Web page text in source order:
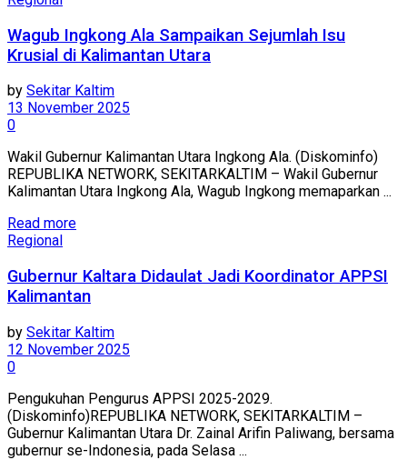
Wagub Ingkong Ala Sampaikan Sejumlah Isu
Krusial di Kalimantan Utara
by Sekitar Kaltim
13 November 2025
0
Wakil Gubernur Kalimantan Utara Ingkong Ala. (Diskominfo)
REPUBLIKA NETWORK, SEKITARKALTIM – Wakil Gubernur
Kalimantan Utara Ingkong Ala, Wagub Ingkong memaparkan ...
Read more
Regional
Gubernur Kaltara Didaulat Jadi Koordinator APPSI
Kalimantan
by Sekitar Kaltim
12 November 2025
0
Pengukuhan Pengurus APPSI 2025-2029.
(Diskominfo)REPUBLIKA NETWORK, SEKITARKALTIM –
Gubernur Kalimantan Utara Dr. Zainal Arifin Paliwang, bersama
gubernur se-Indonesia, pada Selasa ...